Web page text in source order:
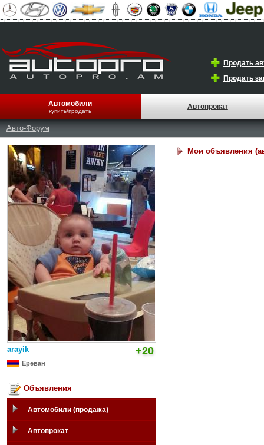
Продать
Продать
Автомобили
купить/продать
Автопрокат
Авто-Форум
arayik +20
Ереван
Объявления
Автомобили (продажа)
Автопрокат
Мои объявления